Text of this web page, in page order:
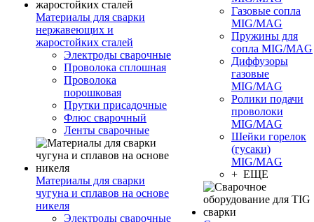
Материалы для сварки
нержавеющих и
жаростойких сталей
Электроды сварочные
Проволока сплошная
Проволока
порошковая
Прутки присадочные
Флюс сварочный
Ленты сварочные
Материалы для сварки
чугуна и сплавов на основе
никеля
Электроды сварочные
Газовые сопла
MIG/MAG
Пружины для
сопла MIG/MAG
Диффузоры
газовые
MIG/MAG
Ролики подачи
проволоки
MIG/MAG
Шейки горелок
(гусаки)
MIG/MAG
+ ЕЩЕ